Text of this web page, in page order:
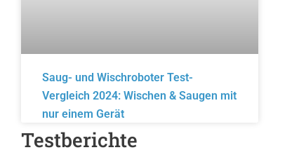
Saug- und Wischroboter Test-
Vergleich 2024: Wischen & Saugen mit
nur einem Gerät
Testberichte